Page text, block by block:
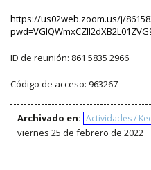
https://us02web.zoom.us/j/
ID de reunión: 861 5835 2966
Código de acceso: 963267
Archivado en: Actividades /
viernes 25 de febrero de 2022